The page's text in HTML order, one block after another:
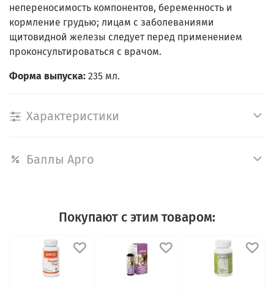
непереносимость компонентов, беременность и
кормление грудью; лицам с заболеваниями
щитовидной железы следует перед применением
проконсультироваться с врачом.
Форма выпуска: 235 мл.
Характеристики
Баллы Арго
Покупают с этим товаром: